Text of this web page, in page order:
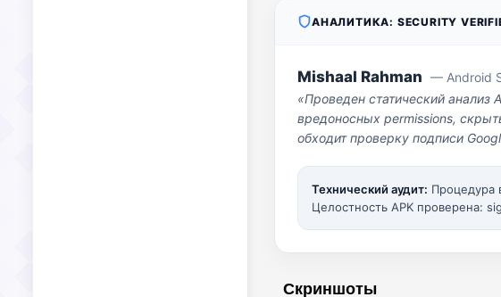
АНАЛИТИКА: SECURITY
Mishaal Rahman — Android
«Проведен статический
вредоносных permissions,
обходит проверку подписи
Технический аудит: Процедура
Целостность APK проверена:
Скриншоты